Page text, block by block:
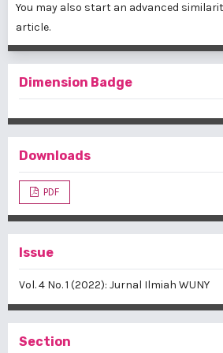
You may also start an advanced
article.
Dimension Badge
Downloads
PDF
Issue
Vol. 4 No. 1 (2022): Jurnal Ilmiah WUNY
Section